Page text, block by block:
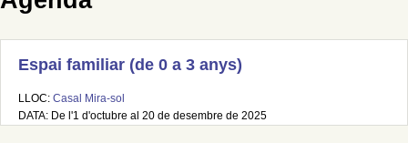
Espai familiar (de 0 a 3 anys)
LLOC: Casal Mira-sol
DATA: De l'1 d'octubre al 20 de desembre de 2025